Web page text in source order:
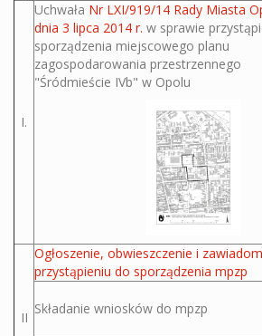
I.
Uchwała Nr LXI/919/14 Rady Miasta
dnia 3 lipca 2014 r. w sprawie
sporządzenia miejscowego planu
zagospodarowania przestrzennego
"Śródmieście IVb" w Opolu
II
Ogłoszenie, obwieszczenie i
przystąpieniu do sporządzenia mpzp
Składanie wniosków do mpzp